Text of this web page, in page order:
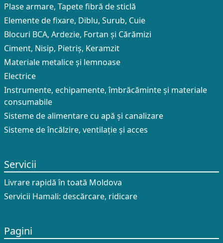
Plase armare, Tapete fibră de sticlă
Elemente de fixare, Diblu, Surub, Cuie
Blocuri BCA, Ardezie, Fortan și Cărămizi
Ciment, Nisip, Pietriș, Keramzit
Materiale metalice și lemnoase
Electrice
Instrumente, echipamente, îmbrăcăminte și materiale
consumabile
Sisteme de alimentare cu apă și canalizare
Sisteme de încălzire, ventilație și acces
Servicii
Livrare rapidă în toată Moldova
Servicii Hamali: descărcare, ridicare
Pagini